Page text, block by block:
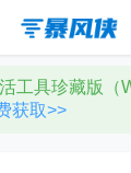
工具珍藏版（
获取>>